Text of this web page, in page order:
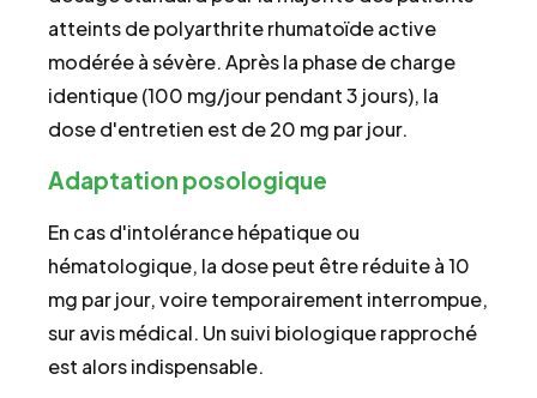
atteints de polyarthrite rhumatoïde active
modérée à sévère. Après la phase de charge
identique (100 mg/jour pendant 3 jours), la
dose d'entretien est de 20 mg par jour.
Adaptation posologique
En cas d'intolérance hépatique ou
hématologique, la dose peut être réduite à 10
mg par jour, voire temporairement interrompue,
sur avis médical. Un suivi biologique rapproché
est alors indispensable.